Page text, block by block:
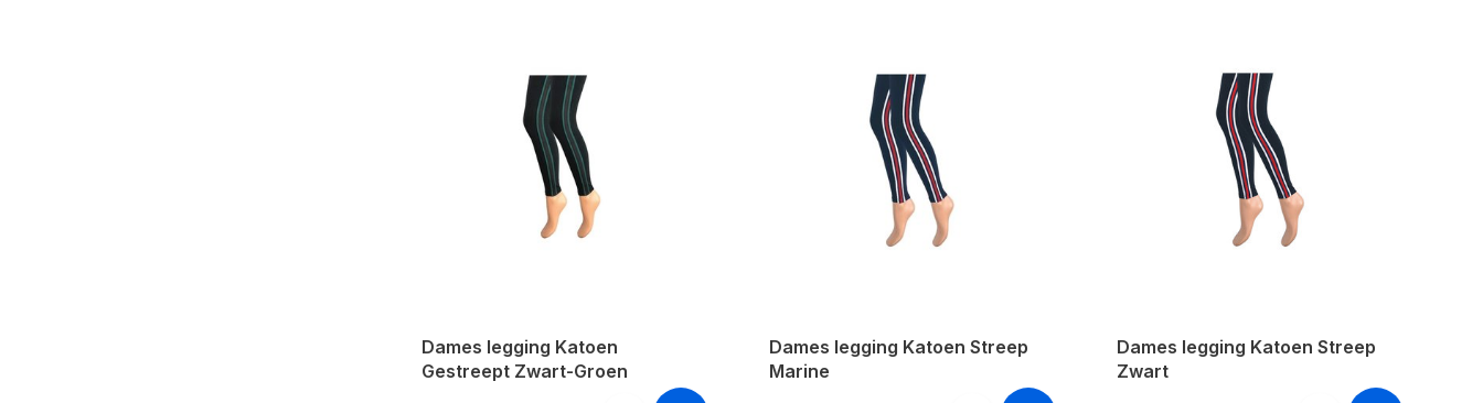
Dames legging Katoen
Gestreept Zwart-Groen
Dames legging Katoen Streep
Marine
Dames legging Katoen Streep
Zwart